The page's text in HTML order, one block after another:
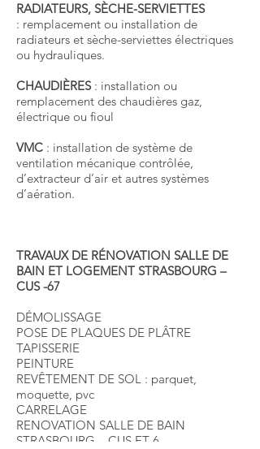
RADIATEURS, SÈCHE-SERVIETTES
: remplacement ou installation de
radiateurs et sèche-serviettes électriques
ou hydrauliques.
CHAUDIÈRES: installation ou
remplacement des chaudières gaz,
électrique ou fioul
VMC : installation de système de
ventilation mécanique contrôlée,
d’extracteur d’air et autres systèmes
d’aération.
TRAVAUX DE RÉNOVATION SALLE DE
BAIN ET LOGEMENT STRASBOURG –
CUS -67
DÉMOLISSAGE
POSE DE PLAQUES DE PLÂTRE
TAPISSERIE
PEINTURE
REVÊTEMENT DE SOL : parquet,
moquette, pvc
CARRELAGE
RENOVATION SALLE DE BAIN
STRASBOURG – CUS ET 6